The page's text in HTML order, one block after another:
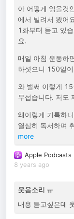
아 어떻게 읽을것
에서 빌려서 봤어
1화부터 듣고 있
요.
매일 아침 운동하
하셧으니 150일
와 벌써 이렇게
무섭습니다. 저도
왜이렇게 기특하
열심히 독서하며
more
Apple Podcasts
8 years ago
웃음소리 ㅠ
내용 듣고싶은데